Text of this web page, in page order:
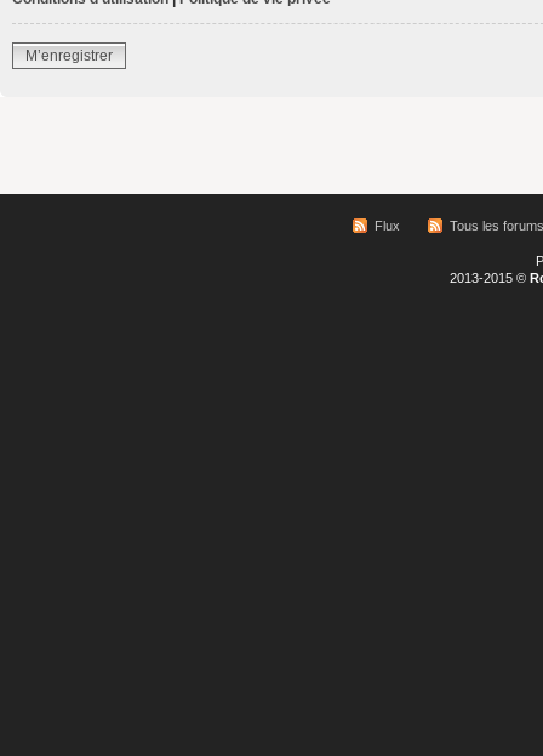
M’enregistrer
Flux Tous les forums
2013-2015 ©